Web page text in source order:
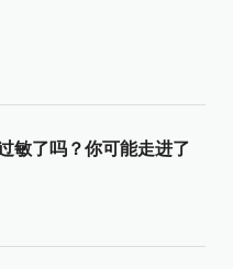
敏了吗？你可能走进了